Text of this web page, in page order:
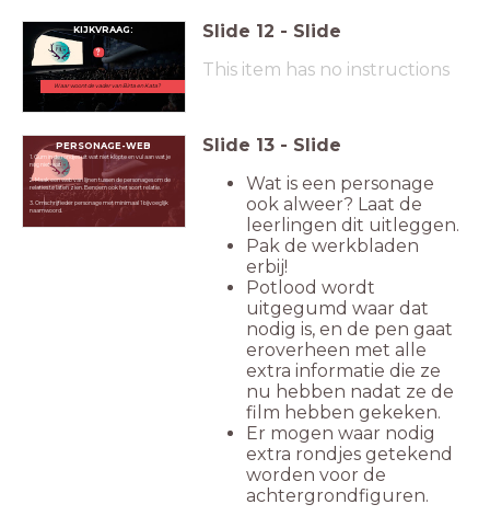
KIJKVRAAG:
Waar woont de vader van Birta en Kata?
Slide 12 - Slide
This item has no instructions
PERSONAGE-WEB
1. Gum in de rondjes uit wat niet klopte en vul aan wat je
nog niet wist.
2. Maak een web van lijnen tussen de personages om de
relaties te laten zien. Benoem ook het soort relatie.
3. Omschrijf ieder personage met minimaal 1 bijvoeglijk
naamwoord.
Slide 13 - Slide
Wat is een personage
ook alweer? Laat de
leerlingen dit uitleggen.
Pak de werkbladen
erbij!
Potlood wordt
uitgegumd waar dat
nodig is, en de pen gaat
eroverheen met alle
extra informatie die ze
nu hebben nadat ze de
film hebben gekeken.
Er mogen waar nodig
extra rondjes getekend
worden voor de
achtergrondfiguren.